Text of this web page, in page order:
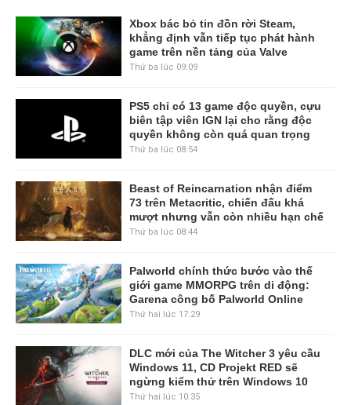
Xbox bác bỏ tin đồn rời Steam,
khẳng định vẫn tiếp tục phát hành
game trên nền tảng của Valve
Thứ ba lúc 09:09
PS5 chỉ có 13 game độc quyền, cựu
biên tập viên IGN lại cho rằng độc
quyền không còn quá quan trọng
Thứ ba lúc 08:54
Beast of Reincarnation nhận điểm
73 trên Metacritic, chiến đấu khá
mượt nhưng vẫn còn nhiều hạn chế
Thứ ba lúc 08:44
Palworld chính thức bước vào thế
giới game MMORPG trên di động:
Garena công bố Palworld Online
Thứ hai lúc 17:29
DLC mới của The Witcher 3 yêu cầu
Windows 11, CD Projekt RED sẽ
ngừng kiểm thử trên Windows 10
Thứ hai lúc 10:35